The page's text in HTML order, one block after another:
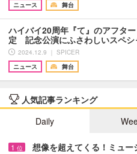
ニュース
舞台
ハイバイ20周年『て』のアフタ
定 記念公演にふさわしいスペ
2024.12.9 ｜ SPICER
ニュース
舞台
人気記事ランキング
Daily
1 位 想像を超えてくる！ミュ